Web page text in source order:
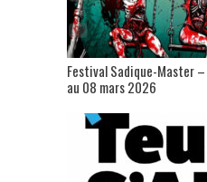
Festival Sadique-Master
au 08 mars 2026